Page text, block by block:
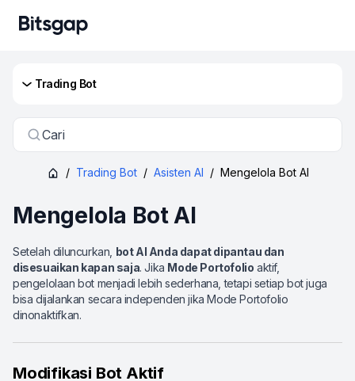
Trading Bot
Cari
/ Trading Bot / Asisten AI / Mengelola Bot AI
Mengelola Bot AI
Setelah diluncurkan, bot AI Anda dapat dipantau dan
disesuaikan kapan saja. Jika Mode Portofolio aktif,
pengelolaan bot menjadi lebih sederhana, tetapi setiap bot juga
bisa dijalankan secara independen jika Mode Portofolio
dinonaktifkan.
Modifikasi Bot Aktif